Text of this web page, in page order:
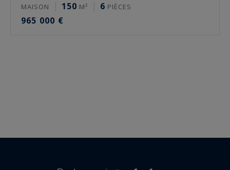
MAISON 150 M² 6 PIÈCES
965 000 €